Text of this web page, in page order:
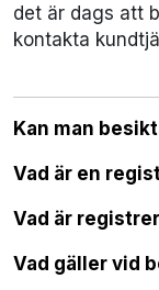
det är dags att
kontakta
Kan man
Vad är en
Vad är
Vad gäller vid